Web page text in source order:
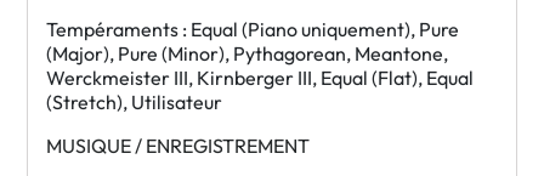
Tempéraments : Equal (Piano uniquement), Pure
(Major), Pure (Minor), Pythagorean, Meantone,
Werckmeister III, Kirnberger III, Equal (Flat), Equal
(Stretch), Utilisateur
MUSIQUE / ENREGISTREMENT